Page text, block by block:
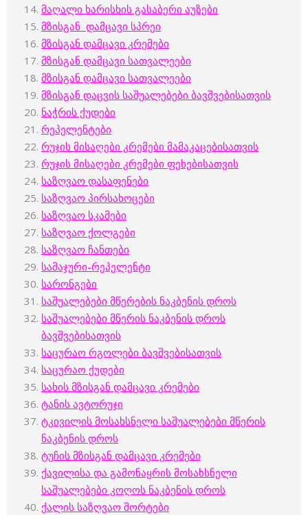
მაღალი ხარისხის გასაბერი აუზები
მზისგან დამცავი სპრეი
მზისგან დამცავი კრემები
მზისგან დამცავი სათვალეები
მზისგან დამცავი სათვალეები
მზისგან დაცვის საშუალებები ბავშვებისათვის
ნაჭრის ქუდები
რეპელენტები
რუჯის მისაღები კრემები მამაკაცებისათვის
რუჯის მისაღები კრემები ფეხებისათვის
საზღვაო დასაფენები
საზღვაო პირსახოცები
საზღვაო სკამები
საზღვაო ქოლგები
საზღვაო ჩანთები
სამაჯური-რეპელენტი
სარონგები
საშუალებები მწერების ნაკბენის დროს
საშუალებები მწერის ნაკბენის დროს
ბავშვებისათვის
საცურაო რგოლები ბავშვებისათვის
საცურაო ქუდები
სახის მზისგან დამცავი კრემები
ტანის ავტორუჯი
ტკივილის მოსახსნელი საშუალებები მწერის
ნაკბენის დროს
ტუჩის მზისგან დამცავი კრემები
ქავილისა და გამონაყრის მოსახსნელი
საშუალებები კოღოს ნაკბენის დროს
ქალის საზღვაო შორტები